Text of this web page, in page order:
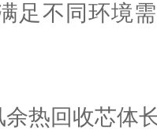
足不同环境